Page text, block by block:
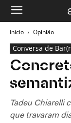
Início Opinião
Conversa de
Tadeu Chiarelli
que travaram